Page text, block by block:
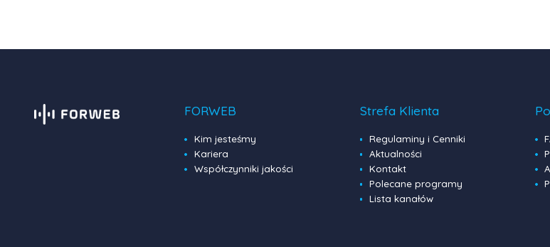
FORWEB
Kim jesteśmy
Kariera
Współczynniki jakości
Strefa Klienta
Regulaminy i Cenniki
Aktualności
Kontakt
Polecane programy
Lista kanałów